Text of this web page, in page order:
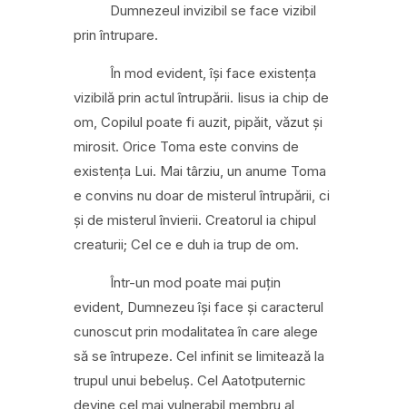
Dumnezeul invizibil se face vizibil
prin întrupare.
În mod evident, își face existența
vizibilă prin actul întrupării. Iisus ia chip de
om, Copilul poate fi auzit, pipăit, văzut și
mirosit. Orice Toma este convins de
existența Lui. Mai târziu, un anume Toma
e convins nu doar de misterul întrupării, ci
și de misterul învierii. Creatorul ia chipul
creaturii; Cel ce e duh ia trup de om.
Într-un mod poate mai puțin
evident, Dumnezeu își face și caracterul
cunoscut prin modalitatea în care alege
să se întrupeze. Cel infinit se limitează la
trupul unui bebeluș. Cel Aatotputernic
devine cel mai vulnerabil membru al